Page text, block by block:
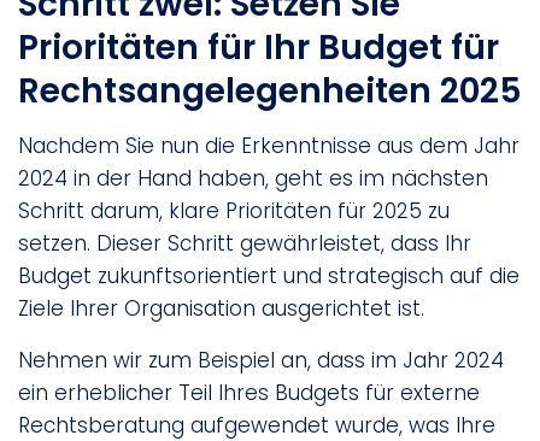
Prioritäten für Ihr Budget für
Rechtsangelegenheiten 2025
Nachdem Sie nun die Erkenntnisse aus dem Jahr
2024 in der Hand haben, geht es im nächsten
Schritt darum, klare Prioritäten für 2025 zu
setzen. Dieser Schritt gewährleistet, dass Ihr
Budget zukunftsorientiert und strategisch auf die
Ziele Ihrer Organisation ausgerichtet ist.
Nehmen wir zum Beispiel an, dass im Jahr 2024
ein erheblicher Teil Ihres Budgets für externe
Rechtsberatung aufgewendet wurde, was Ihre